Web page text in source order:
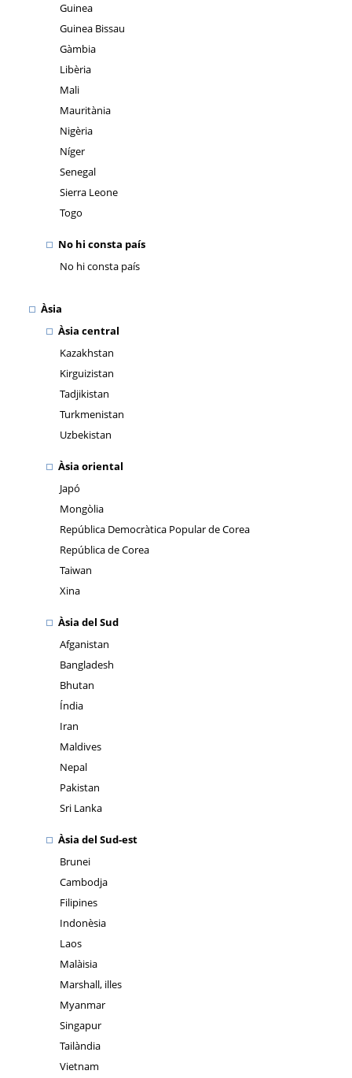
Guinea
Guinea Bissau
Gàmbia
Libèria
Mali
Mauritània
Nigèria
Níger
Senegal
Sierra Leone
Togo
No hi consta país
No hi consta país
Àsia
Àsia central
Kazakhstan
Kirguizistan
Tadjikistan
Turkmenistan
Uzbekistan
Àsia oriental
Japó
Mongòlia
República Democràtica Popular de Corea
República de Corea
Taiwan
Xina
Àsia del Sud
Afganistan
Bangladesh
Bhutan
Índia
Iran
Maldives
Nepal
Pakistan
Sri Lanka
Àsia del Sud-est
Brunei
Cambodja
Filipines
Indonèsia
Laos
Malàisia
Marshall, illes
Myanmar
Singapur
Tailàndia
Vietnam